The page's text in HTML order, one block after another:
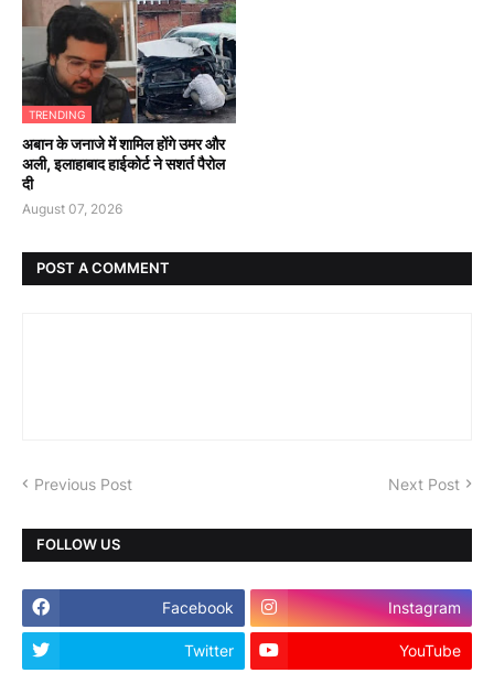
TRENDING
अबान के जनाजे में शामिल होंगे उमर और
अली, इलाहाबाद हाईकोर्ट ने सशर्त पैरोल
दी
August 07, 2026
POST A COMMENT
Previous Post Next Post
FOLLOW US
Facebook Instagram
Twitter YouTube